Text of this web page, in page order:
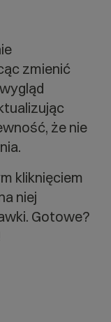
zmienić
że nie
kliknięciem
niej
Gotowe?